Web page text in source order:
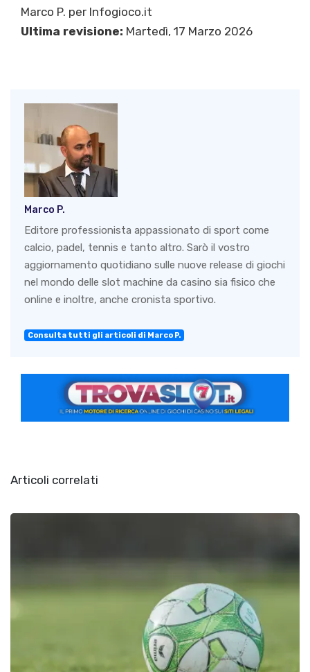
Marco P. per Infogioco.it
Ultima revisione: Martedì, 17 Marzo 2026
Marco P.
Editore professionista appassionato di sport come
calcio, padel, tennis e tanto altro. Sarò il vostro
aggiornamento quotidiano sulle nuove release di giochi
nel mondo delle slot machine da casino sia fisico che
online e inoltre, anche cronista sportivo.
Consulta tutti gli articoli di Marco P.
Articoli correlati